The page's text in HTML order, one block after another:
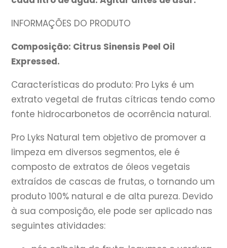
INFORMAÇÕES DO PRODUTO
Composição: Citrus Sinensis Peel Oil
Expressed.
Características do produto: Pro Lyks é um
extrato vegetal de frutas cítricas tendo como
fonte hidrocarbonetos de ocorrência natural.
Pro Lyks Natural tem objetivo de promover a
limpeza em diversos segmentos, ele é
composto de extratos de óleos vegetais
extraídos de cascas de frutas, o tornando um
produto 100% natural e de alta pureza. Devido
à sua composição, ele pode ser aplicado nas
seguintes atividades: